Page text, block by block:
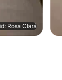
Rosa Clará